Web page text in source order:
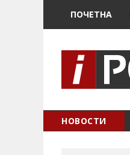
ПОЧЕТНА
НОВОСТИ